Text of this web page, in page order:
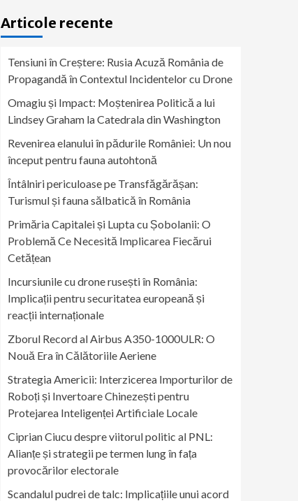
Articole recente
Tensiuni în Creștere: Rusia Acuză România de
Propagandă în Contextul Incidentelor cu Drone
Omagiu și Impact: Moștenirea Politică a lui
Lindsey Graham la Catedrala din Washington
Revenirea elanului în pădurile României: Un nou
început pentru fauna autohtonă
Întâlniri periculoase pe Transfăgărășan:
Turismul și fauna sălbatică în România
Primăria Capitalei și Lupta cu Șobolanii: O
Problemă Ce Necesită Implicarea Fiecărui
Cetățean
Incursiunile cu drone rusești în România:
Implicații pentru securitatea europeană și
reacții internaționale
Zborul Record al Airbus A350-1000ULR: O
Nouă Era în Călătoriile Aeriene
Strategia Americii: Interzicerea Importurilor de
Roboți și Invertoare Chinezești pentru
Protejarea Inteligenței Artificiale Locale
Ciprian Ciucu despre viitorul politic al PNL:
Alianțe și strategii pe termen lung în fața
provocărilor electorale
Scandalul pudrei de talc: Implicațiile unui acord